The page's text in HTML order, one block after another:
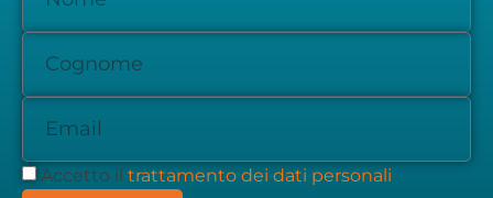
Accetto il trattamento dei dati personali